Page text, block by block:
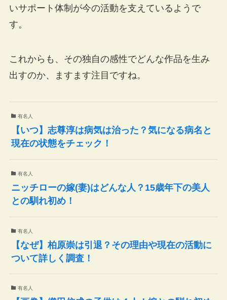
いサポート体制が今の活動を支えているようで
す。
これからも、その独自の感性でどんな作品を生み
出すのか、ますます注目ですね。
有名人
【いつ】志尊淳は病気は治った？気になる病名と
現在の状態をチェック！
有名人
ニッチローの嫁(妻)はどんな人？15歳年下の美人
との馴れ初め！
有名人
【なぜ】柏原崇は引退？その理由や現在の活動に
ついて詳しく調査！
有名人